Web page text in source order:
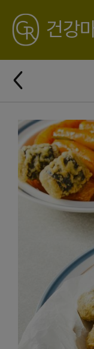
GREATING
건강
로
뒤
로
가